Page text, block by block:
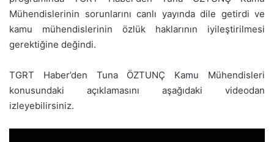
Mühendislerinin sorunlarını canlı yayında dile getirdi ve
kamu mühendislerinin özlük haklarının iyileştirilmesi
gerektiğine değindi.
TGRT Haber’den Tuna ÖZTUNÇ Kamu Mühendisleri
konusundaki açıklamasını aşağıdaki videodan
izleyebilirsiniz.